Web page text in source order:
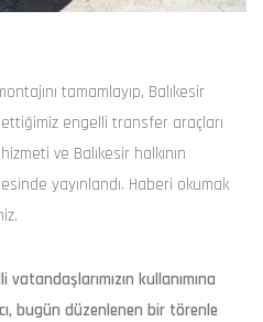
tamamlayıp, Balıkesir
engelli transfer araçları
ve Balıkesir halkının
yayınlandı. Haberi okumak
kullanımına
bugün düzenlenen bir törenle